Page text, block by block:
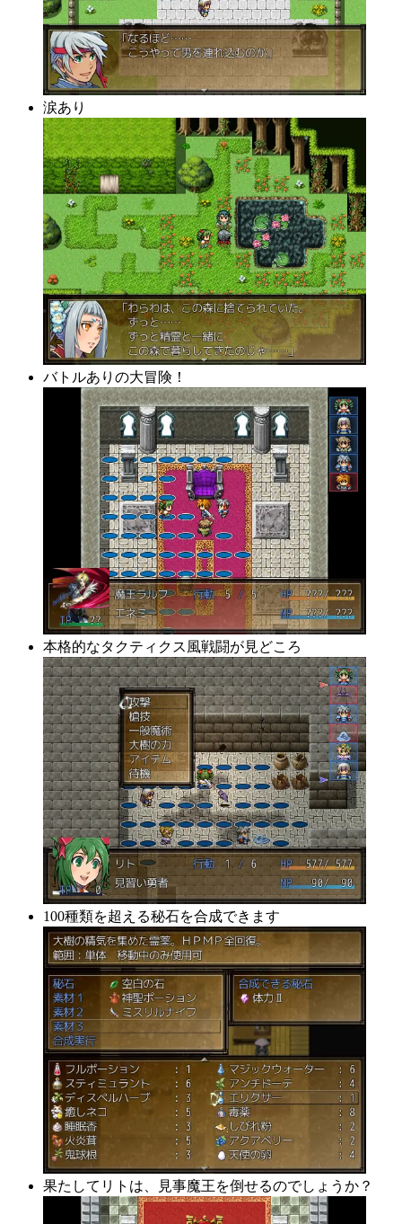
涙あり
バトルありの大冒険！
本格的なタクティクス風戦闘が見どころ
100種類を超える秘石を合成できます
果たしてリトは、見事魔王を倒せるのでしょうか？